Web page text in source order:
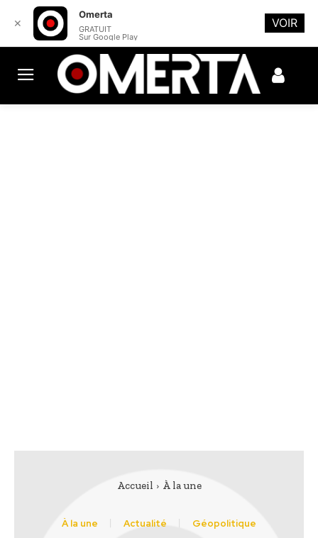
Accueil À la une
À la une Actualité Géopolitique
✕
Omerta
GRATUIT
Sur Google Play
VOIR